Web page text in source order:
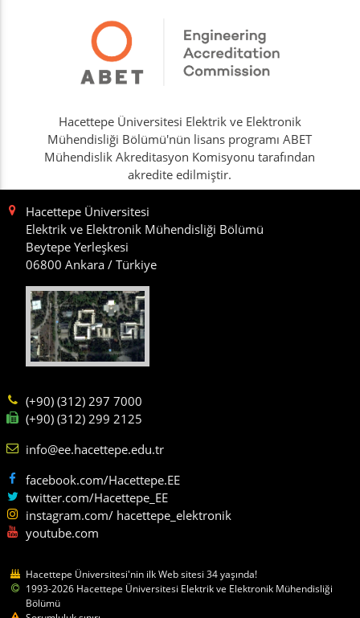
Hacettepe Üniversitesi Elektrik ve Elektronik
Mühendisliği Bölümü'nün lisans programı ABET
Mühendislik Akreditasyon Komisyonu tarafından
akredite edilmiştir.
Hacettepe Üniversitesi
Elektrik ve Elektronik Mühendisliği Bölümü
Beytepe Yerleşkesi
06800 Ankara / Türkiye
(+90) (312) 297 7000
(+90) (312) 299 2125
info@ee.hacettepe.edu.tr
facebook.com/Hacettepe.EE
twitter.com/Hacettepe_EE
instagram.com/ hacettepe_elektronik
youtube.com
Hacettepe Üniversitesi'nin ilk Web sitesi 34 yaşında!
1993-2026 Hacettepe Üniversitesi Elektrik ve Elektronik Mühendisliği
Bölümü